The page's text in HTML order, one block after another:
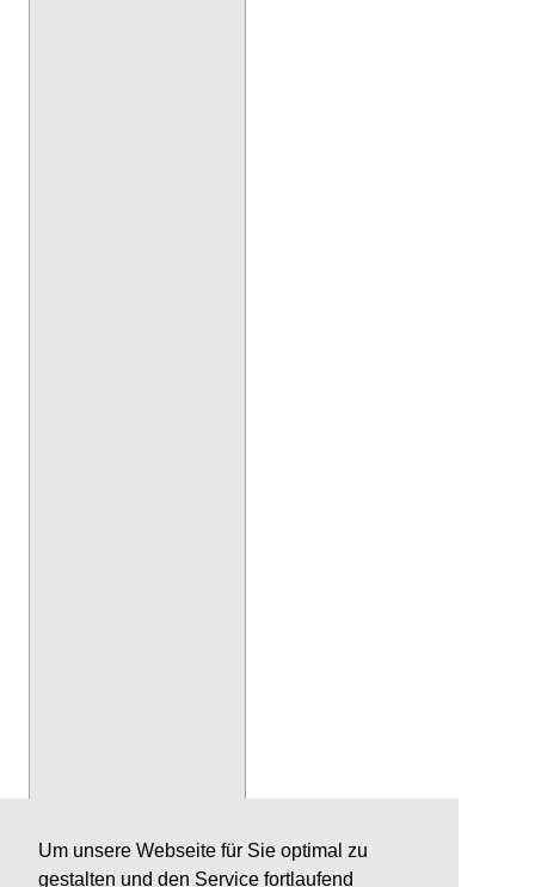
Um unsere Webseite für Sie optimal zu
gestalten und den Service fortlaufend